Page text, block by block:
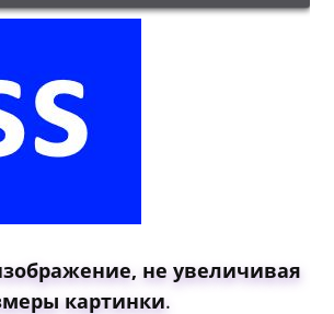
не увеличивая
картинки.